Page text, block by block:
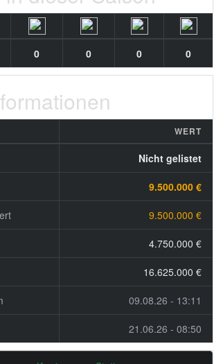
0 0 0 0
WERT
Nicht gelistet
9.500.000 €
9.500.000 €
4.750.000 €
16.625.000 €
09.08.26 - 13:11
21.06.26 - 08:50